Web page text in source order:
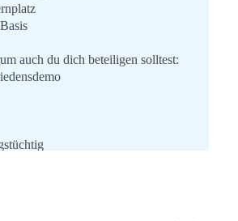
auch du dich beteiligen solltest: